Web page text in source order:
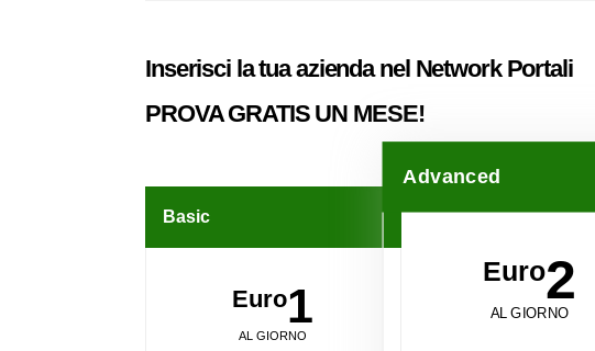
Inserisci la tua azienda nel NetworkPortali
PROVA GRATIS UN MESE!
Basic
Euro1
AL GIORNO
Advanced
Euro2
AL GIORNO